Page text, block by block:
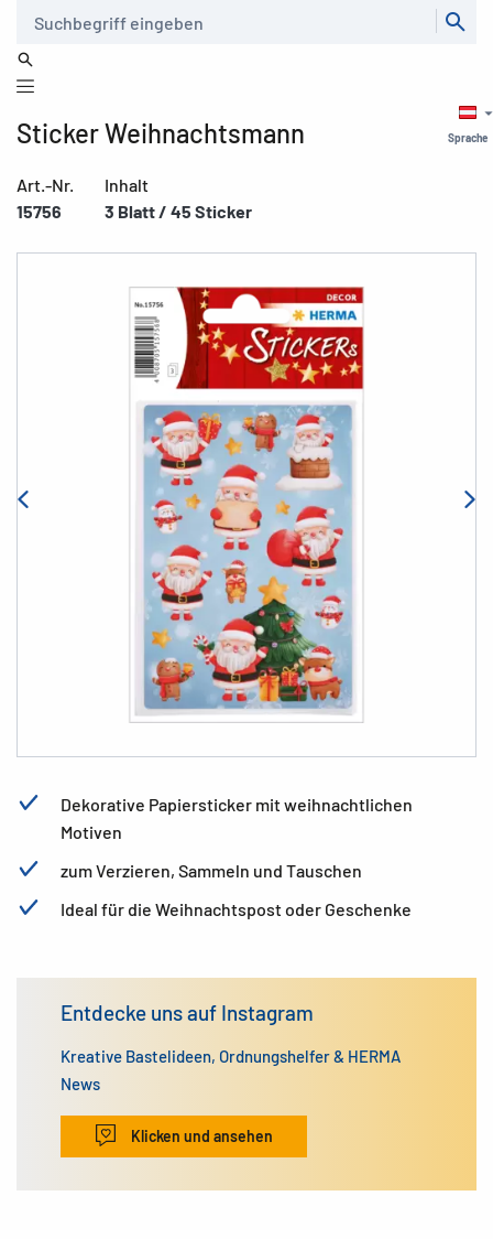
Sprache
Sticker Weihnachtsmann
Art.-Nr.
15756
Inhalt
3 Blatt / 45 Sticker
Dekorative Papiersticker mit weihnachtlichen
Motiven
zum Verzieren, Sammeln und Tauschen
Ideal für die Weihnachtspost oder Geschenke
Entdecke uns auf Instagram
Kreative Bastelideen, Ordnungshelfer & HERMA
News
Klicken und ansehen